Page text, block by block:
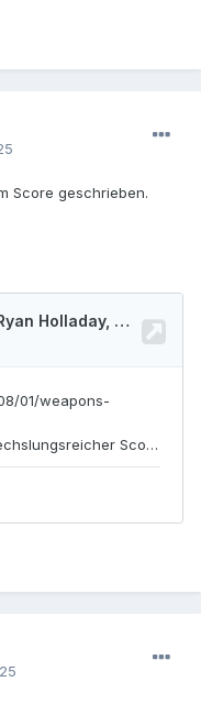
Score geschrieben.